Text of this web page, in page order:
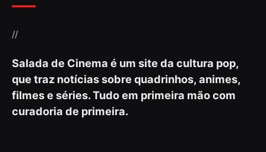
//
Salada de Cinema é um site da cultura pop,
que traz notícias sobre quadrinhos, animes,
filmes e séries. Tudo em primeira mão com
curadoria de primeira.